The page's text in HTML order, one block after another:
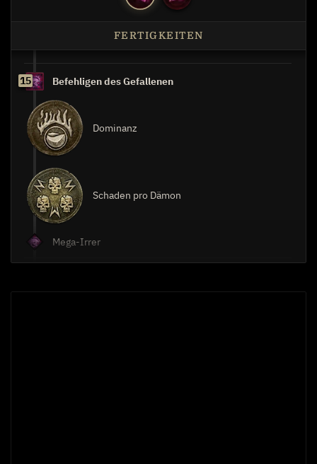
FERTIGKEITEN
15 Befehligen des Gefallenen
Dominanz
Schaden pro Dämon
Mega-Irrer